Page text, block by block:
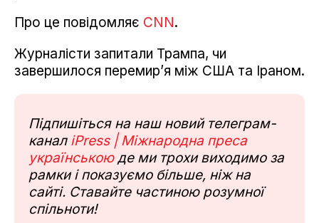
Про це повідомляє CNN.
Журналісти запитали Трампа, чи
завершилося перемир’я між США та Іраном.
Підпишіться на наш новий телеграм-
канал iPress | Міжнародна преса
українськоюде ми трохи виходимо за
рамки і показуємо більше, ніж на
сайті. Ставайте частиною розумної
спільноти!